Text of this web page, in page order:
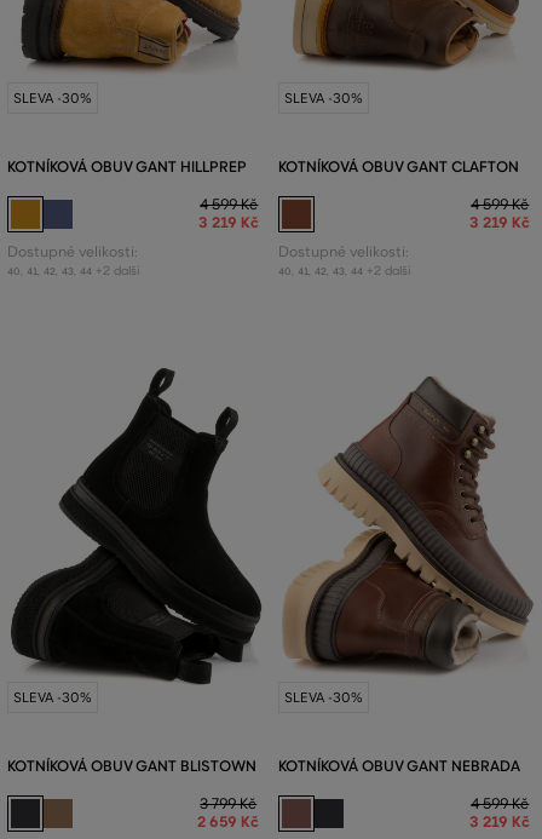
SLEVA -30%
KOTNÍKOVÁ OBUV GANT HILLPREP
4 599 Kč
3 219 Kč
Dostupné velikosti:
40 41 42 43 44 +2 další
SLEVA -30%
KOTNÍKOVÁ OBUV GANT CLAFTON
4 599 Kč
3 219 Kč
Dostupné velikosti:
40 41 42 43 44 +2 další
SLEVA -30%
KOTNÍKOVÁ OBUV GANT BLISTOWN
3 799 Kč
2 659 Kč
SLEVA -30%
KOTNÍKOVÁ OBUV GANT NEBRADA
4 599 Kč
3 219 Kč